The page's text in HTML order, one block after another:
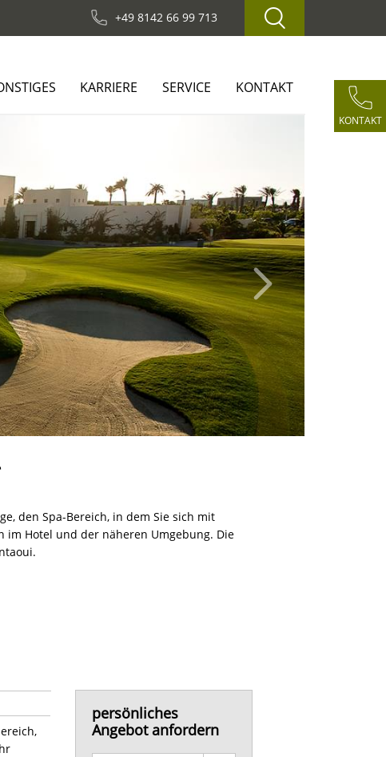
+49 8142 66 99 713
KONTAKT
KARRIERE SERVICE KONTAKT
den Spa-Bereich, in dem Sie sich mit
im Hotel und der näheren Umgebung. Die
persönliches
Angebot anfordern